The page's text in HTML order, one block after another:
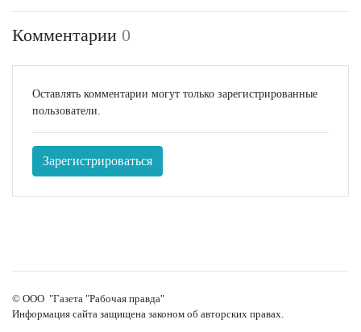
Комментарии 0
Оставлять комментарии могут только зарегистрированные
пользователи.
Зарегистрироваться
© ООО "Газета "Рабочая правда"
Информация сайта защищена законом об авторских правах.